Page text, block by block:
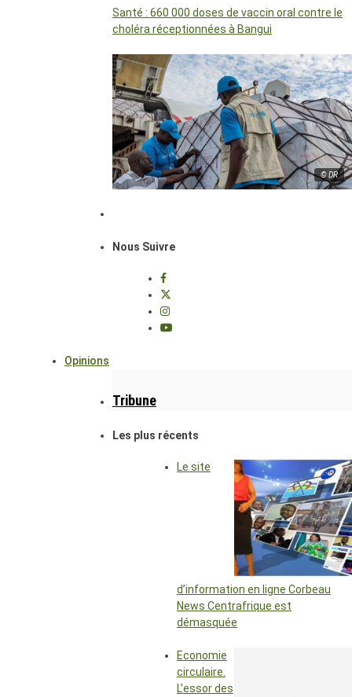
Santé : 660 000 doses de vaccin oral contre le
choléra réceptionnées à Bangui
© DR
Nous Suivre
Opinions
Tribune
Les plus récents
Le site
d’information en ligne Corbeau
News Centrafrique est
démasquée
Economie
circulaire.
L’essor des